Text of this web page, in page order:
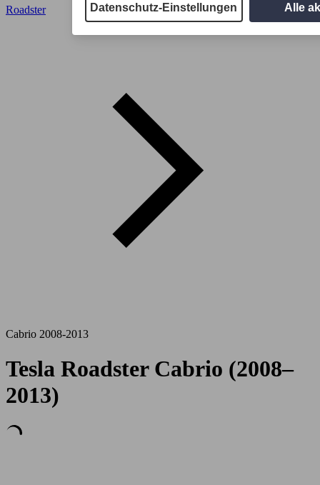
Datenschutz-Einstellungen Alle
Roadster
Cabrio 2008-2013
Tesla Roadster Cabrio (2008–
2013)